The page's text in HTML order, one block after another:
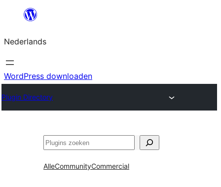
de
inhoud
Nederlands
WordPress downloaden
Plugin Directory
Zoeken
AlleCommunityCommercial